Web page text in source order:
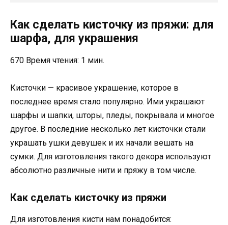
Как сделать кисточку из пряжи: для
шарфа, для украшения
670 Время чтения: 1 мин.
Кисточки — красивое украшение, которое в
последнее время стало популярно. Ими украшают
шарфы и шапки, шторы, пледы, покрывала и многое
другое. В последние несколько лет кисточки стали
украшать ушки девушек и их начали вешать на
сумки. Для изготовления такого декора используют
абсолютно различные нити и пряжу в том числе.
Как сделать кисточку из пряжи
Для изготовления кисти нам понадобится: